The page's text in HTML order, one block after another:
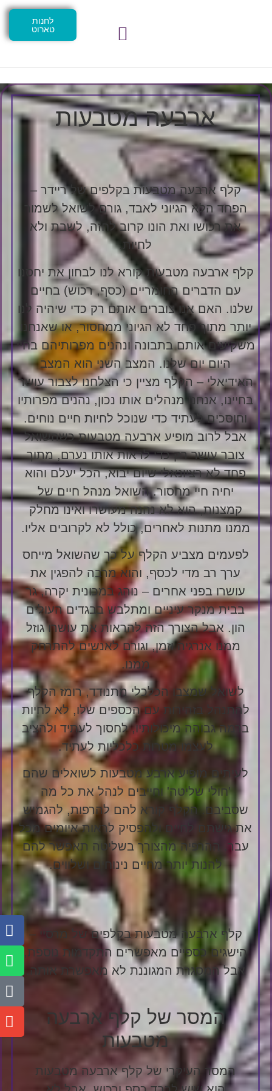
לחנות
טארוט
ארבעה מטבעות
קלף ארבעה מטבעות בקלפים של ריידר –
הפחד הלא הגיוני לאבד, גורם לשואל לשמור
את רכושו ואת הונו קרוב לחזה, לשבת ולא
לחיות.
קלף ארבעה מטבעות קורא לנו לבחון את יחסנו
עם הדברים החומריים (כסף, רכוש) בחיים
שלנו. האם אנו צוברים אותם רק כדי שיהיה לנו
יותר מתוך פחד לא הגיוני ממחסור, או שאנחנו
משקיעים אותם בתבונה ונהנים מפרותיהם בחיי
היום יום שלנו. המצב השני הוא המצב
האידיאלי – הקלף מציין כי הצלחנו לצבור עושר
בחיינו, אנחנו מנהלים אותו נכון, נהנים מפרותיו
וחוסכים לעתיד כדי שנוכל לחיות חיים נוחים.
אבל לרוב מופיע ארבעה מטבעות כשהשואל
צובר עושר רק כדי לראות אותו נערם, מתוך
פחד לא רציונאלי שיום יבוא, הכל יעלם והוא
יחיה חיי מחסור. השואל מנהל חיים של
קמצנות, הוא לא נהנה מעושרו ואינו מחלק
ממנו מתנות לאחרים, כולל לא לקרובים אליו.
לפעמים מצביע הקלף על כך שהשואל מייחס
ערך רב מדי לכסף, והוא מרבה להפגין את
עושרו בפני אחרים – נוהג במכונית יקרה, גר
בבית מנקר עיניים ומתלבש בבגדים העולים
הון. אבל הצורך הזה להראות את עושרו גוזל
ממנו אנרגיה וזמן, וגורם לאנשים להתרחק
ממנו.
לשואל שמצבו הכלכלי מתנודד, רומז הקלף
להתנהל בזהירות עם הכספים שלו, לא לחיות
ברמה גבוהה מיכולותיו, לחסוך לעתיד ולהציב
לעצמו מטרות כלכליות לעתיד.
לעיתים מופיע ארבע מטבעות לשואלים שהם
'חולי שליטה' וחייבים לנהל את כל מה
שסביבם. הקלף קורא להם להרפות, להגמיש
את גישתם לחיים ולהפסיק לראות איומים מכל
עבר. ההרפיה מהצורך בשליטה תאפשר להם
להנות יותר מחיים נינוחים ושלווים.
קלף ארבעה מטבעות בקלפים של מרסיי –
הישגים כספיים מאפשרים התקדמות נוספת,
אבל המסגרת המגוננת לא מאפשרת אותה.
המסר של קלף ארבעה
מטבעות
המסר העיקרי של קלף ארבעה מטבעות